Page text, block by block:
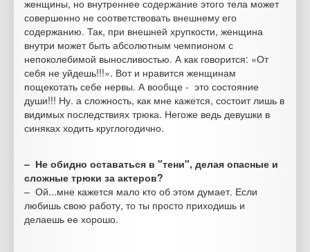
женщины, но внутреннее содержание этого тела может
совершенно не соответствовать внешнему его
содержанию. Так, при внешней хрупкости, женщина
внутри может быть абсолютным чемпионом с
непоколебимой выносливостью. А как говорится: «От
себя не уйдешь!!!». Вот и нравится женщинам
пощекотать себе нервы. А вообще - это состояние
души!!! Ну. а сложность, как мне кажется, состоит лишь в
видимых последствиях трюка. Негоже ведь девушки в
синяках ходить круглогодично.
– Не обидно оставаться в "тени", делая опасные и
сложные трюки за актеров?
– Ой...мне кажется мало кто об этом думает. Если
любишь свою работу, то ты просто приходишь и
делаешь ее хорошо.